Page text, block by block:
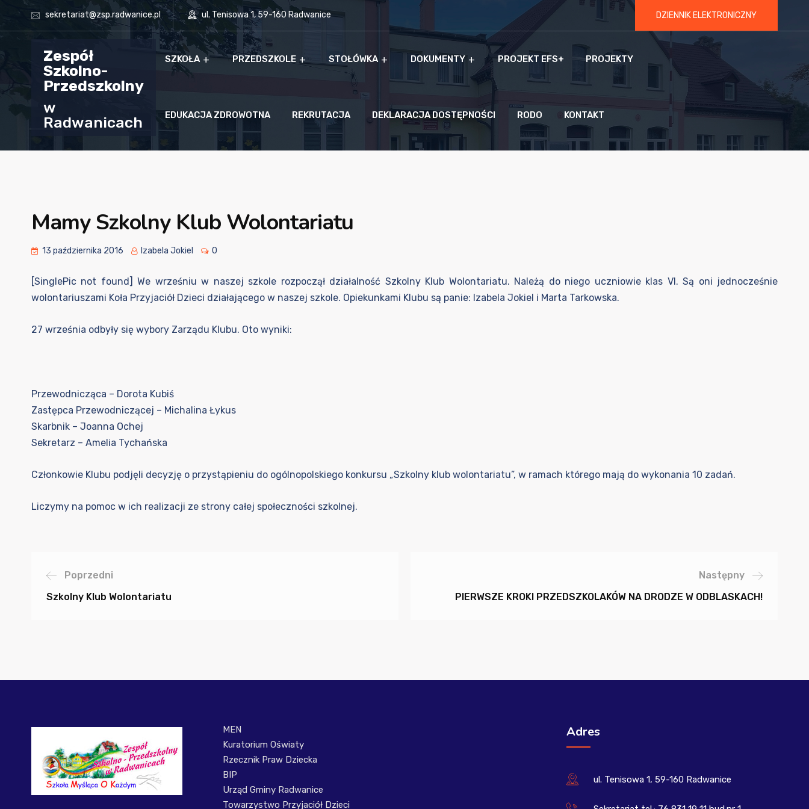
sekretariat@zsp.radwanice.pl ul. Tenisowa 1, 59-160 Radwanice DZIENNIK ELEKTRONICZNY
Zespół
Szkolno-
Przedszkolny
w
Radwanicach
SZKOŁA PRZEDSZKOLE STOŁÓWKA DOKUMENTY PROJEKT EFS+ PROJEKTY
EDUKACJA ZDROWOTNA REKRUTACJA DEKLARACJA DOSTĘPNOŚCI RODO KONTAKT
Mamy Szkolny Klub Wolontariatu
13 października 2016 Izabela Jokiel 0
[SinglePic not found] We wrześniu w naszej szkole rozpoczął działalność Szkolny Klub Wolontariatu. Należą do niego uczniowie klas VI. Są oni jednocześnie
wolontariuszami Koła Przyjaciół Dzieci działającego w naszej szkole. Opiekunkami Klubu są panie: Izabela Jokiel i Marta Tarkowska.
27 września odbyły się wybory Zarządu Klubu. Oto wyniki:
Przewodnicząca – Dorota Kubiś
Zastępca Przewodniczącej – Michalina Łykus
Skarbnik – Joanna Ochej
Sekretarz – Amelia Tychańska
Członkowie Klubu podjęli decyzję o przystąpieniu do ogólnopolskiego konkursu „Szkolny klub wolontariatu”, w ramach którego mają do wykonania 10 zadań.
Liczymy na pomoc w ich realizacji ze strony całej społeczności szkolnej.
Poprzedni
Szkolny Klub Wolontariatu
Następny
PIERWSZE KROKI PRZEDSZKOLAKÓW NA DRODZE W ODBLASKACH!
MEN
Kuratorium Oświaty
Rzecznik Praw Dziecka
BIP
Urząd Gminy Radwanice
Towarzystwo Przyjaciół Dzieci
Adres
ul. Tenisowa 1, 59-160 Radwanice